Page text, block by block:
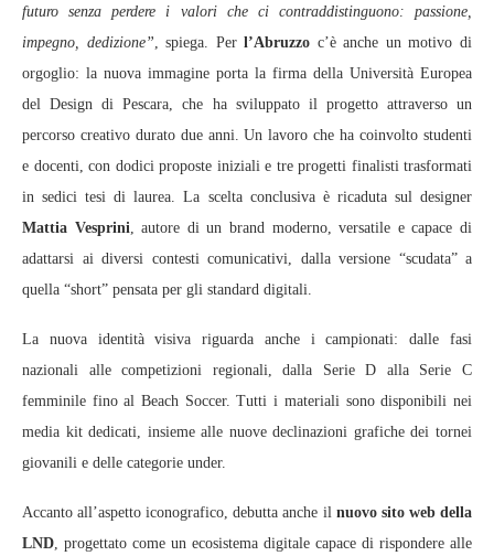
futuro senza perdere i valori che ci contraddistinguono: passione,
impegno, dedizione”, spiega. Perl’Abruzzo c’è anche un motivo di
orgoglio: la nuova immagine porta la firma della Università Europea
del Design di Pescara, che ha sviluppato il progetto attraverso un
percorso creativo durato due anni. Un lavoro che ha coinvolto studenti
e docenti, con dodici proposte iniziali e tre progetti finalisti trasformati
in sedici tesi di laurea. La scelta conclusiva è ricaduta sul designer
Mattia Vesprini, autore di un brand moderno, versatile e capace di
adattarsi ai diversi contesti comunicativi, dalla versione “scudata” a
quella “short” pensata per gli standard digitali.
La nuova identità visiva riguarda anche i campionati: dalle fasi
nazionali alle competizioni regionali, dalla Serie D alla Serie C
femminile fino al Beach Soccer. Tutti i materiali sono disponibili nei
media kit dedicati, insieme alle nuove declinazioni grafiche dei tornei
giovanili e delle categorie under.
Accanto all’aspetto iconografico, debutta anche il nuovo sito web della
LND, progettato come un ecosistema digitale capace di rispondere alle